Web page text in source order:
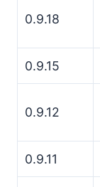
0.9.18
0.9.15
0.9.12
0.9.11